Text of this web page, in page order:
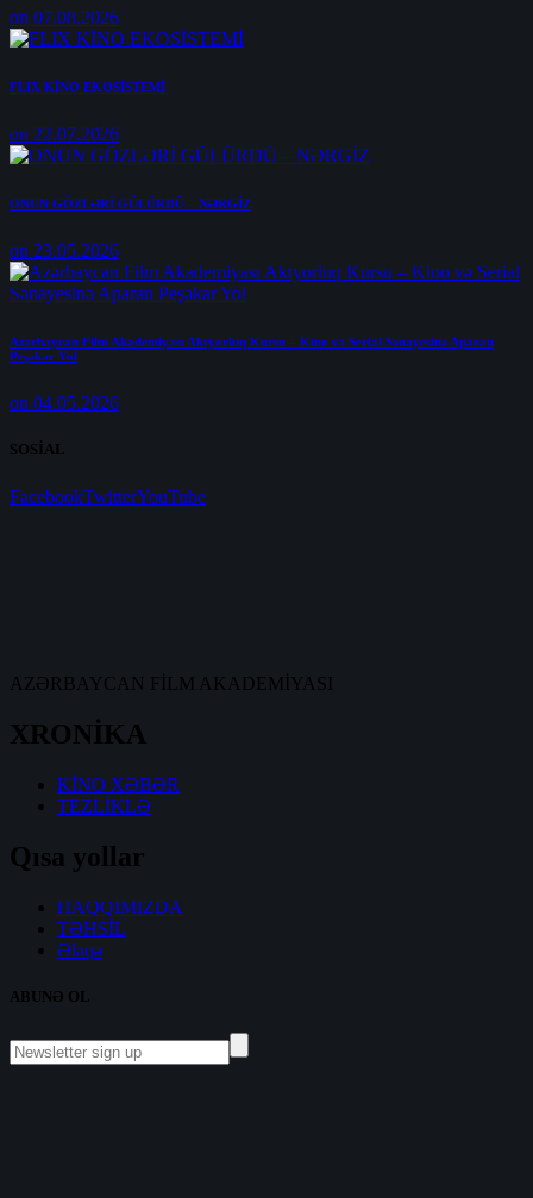
on 07.08.2026
FLIX KİNO EKOSİSTEMİ
on 22.07.2026
ONUN GÖZLƏRİ GÜLÜRDÜ – NƏRGİZ
on 23.05.2026
Azərbaycan Film Akademiyası Aktyorluq Kursu – Kino və Serial Sənayesinə Aparan
Peşəkar Yol
on 04.05.2026
SOSİAL
FacebookTwitterYouTube
AZƏRBAYCAN FİLM AKADEMİYASI
XRONİKA
KİNO XƏBƏR
TEZLİKLƏ
Qısa yollar
HAQQIMIZDA
TƏHSİL
Əlaqə
ABUNƏ OL